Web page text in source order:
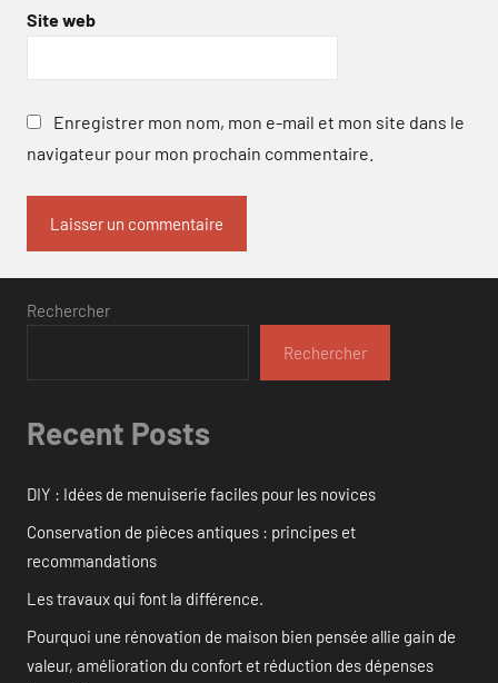
Site web
Enregistrer mon nom, mon e-mail et mon site dans le
navigateur pour mon prochain commentaire.
Rechercher
Rechercher
Recent Posts
DIY : Idées de menuiserie faciles pour les novices
Conservation de pièces antiques : principes et
recommandations
Les travaux qui font la différence.
Pourquoi une rénovation de maison bien pensée allie gain de
valeur, amélioration du confort et réduction des dépenses